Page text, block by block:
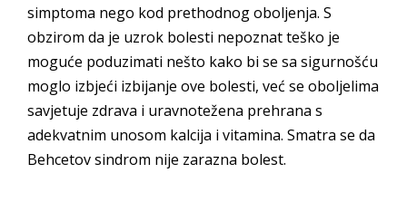
simptoma nego kod prethodnog oboljenja. S
obzirom da je uzrok bolesti nepoznat teško je
moguće poduzimati nešto kako bi se sa sigurnošću
moglo izbjeći izbijanje ove bolesti, već se oboljelima
savjetuje zdrava i uravnotežena prehrana s
adekvatnim unosom kalcija i vitamina. Smatra se da
Behcetov sindrom nije zarazna bolest.